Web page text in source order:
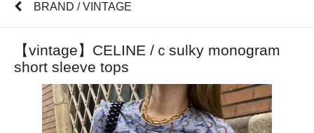
BRAND / VINTAGE
【vintage】CELINE /ｃsulky monogram
short sleeve tops